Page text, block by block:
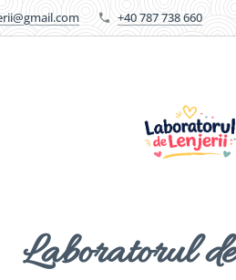
+40 787 738 660
Laboratorul